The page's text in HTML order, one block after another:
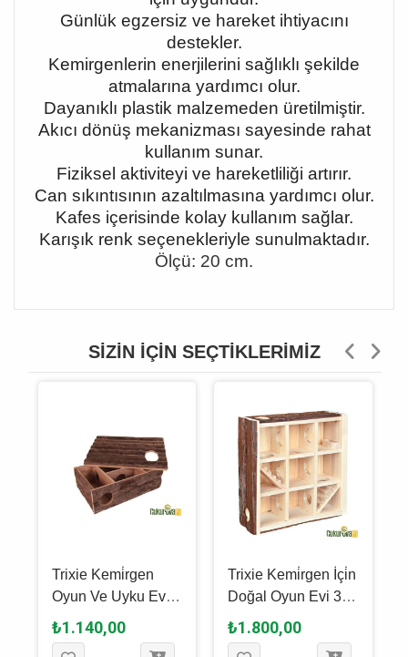
Günlük egzersiz ve hareket ihtiyacını
destekler.
Kemirgenlerin enerjilerini sağlıklı şekilde
atmalarına yardımcı olur.
Dayanıklı plastik malzemeden üretilmiştir.
Akıcı dönüş mekanizması sayesinde rahat
kullanım sunar.
Fiziksel aktiviteyi ve hareketliliği artırır.
Can sıkıntısının azaltılmasına yardımcı olur.
Kafes içerisinde kolay kullanım sağlar.
Karışık renk seçenekleriyle sunulmaktadır.
Ölçü: 20 cm.
SIZIN İÇIN SEÇTIKLERIMIZ
Trixie Kemi̇rgen
Oyun Ve Uyku Evi̇
35 x 25 x 11 Cm
₺1.140,00
Trixie Kemi̇rgen İçi̇n
Doğal Oyun Evi 30
x 30 x 10 Cm
₺1.800,00